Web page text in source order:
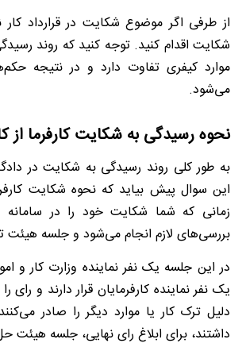
از طرفی اگر موضوع شکایت در قرارداد کار
شکایت اقدام کنید. توجه کنید که روند
موارد کیفری تفاوت دارد و در نتیجه
می‌شود.
نحوه رسیدگی به شکایت کارفرما از
به طور کلی روند رسیدگی به شکایت در
این سوال پیش بیاید که نحوه شکایت
زمانی که شما شکایت خود را در
بررسی‌های لازم انجام می‌شود و جلسه
در این جلسه یک نفر نماینده وزارت کار و
یک نفر نماینده کارفرمایان قرار دارند و
دلیل ترک کار یا موارد دیگر را صادر
داشتند، برای ابلاغ رای نهایی، جلسه هیئت